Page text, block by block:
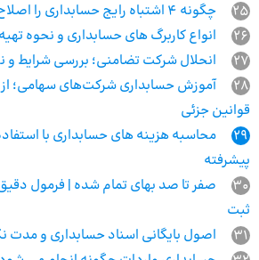
25
چگونه 4 اشتباه رایج حسابداری را اصلاح کنیم؟
26
انواع کاربرگ های حسابداری و نحوه
27
انحلال شرکت تضامنی؛ بررسی شرایط و
28
آموزش حسابداری شرکت‌های سهامی؛ از
قوانین جزئی
29
محاسبه هزینه های حسابداری با
پیشرفته
30
صفر تا صد بهای تمام شده | فرمول
ثبت
31
اصول بایگانی اسناد حسابداری و مدت